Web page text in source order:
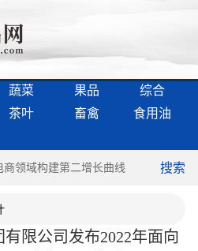
蔬菜 果品
综合
茶叶 畜禽
食用油
领域构建第二增长曲线 加快释放
搜索
限公司发布2022年面向